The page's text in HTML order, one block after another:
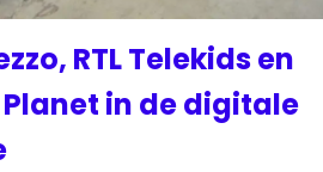
RTL Telekids en
in de digitale